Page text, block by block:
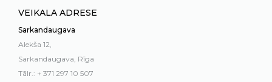
VEIKALA ADRESE
Sarkandaugava
Alekša 12,
Sarkandaugava, Rīga
Tālr.: + 371 297 10 507